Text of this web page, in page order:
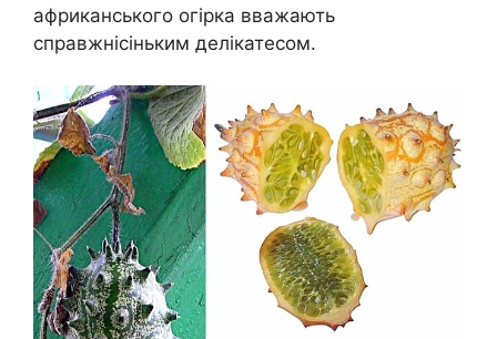
африканського огірка вважають
справжнісіньким делікатесом.